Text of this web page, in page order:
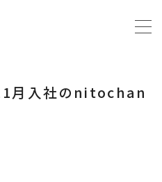
月入社のnitochan